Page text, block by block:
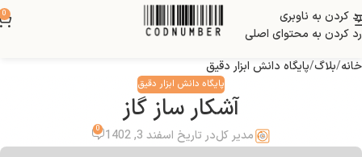
رد کردن به ناوبری
رد کردن به محتوای اصلی
0
بلاگ
خانه بلاگ پایگاه دانش ابزار دقیق
پایگاه دانش ابزار دقیق
آشکار ساز گاز
مدیر کلدر تاریخ اسفند 3, 1402 0